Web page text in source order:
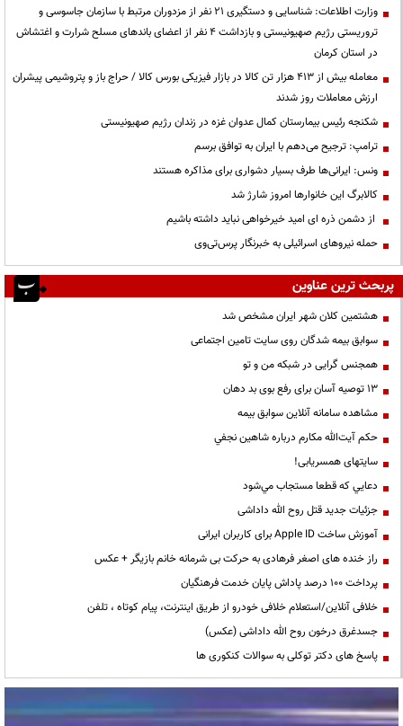
وزارت اطلاعات: شناسایی و دستگیری ۲۱ نفر از مزدوران مرتبط با سازمان جاسوسی و
تروریستی رژیم صهیونیستی و بازداشت ۴ نفر از اعضای باندهای مسلح شرارت و اغتشاش
در استان کرمان
معامله بیش از ۴۱۳ هزار تن کالا در بازار فیزیکی بورس کالا / حراج باز و پتروشیمی پیشران
ارزش معاملات روز شدند
شکنجه رئیس بیمارستان کمال عدوان غزه در زندان رژیم صهیونیستی
ترامپ: ترجیح می‌دهم با ایران به توافق برسم
ونس: ایرانی‌ها طرف بسیار دشواری برای مذاکره هستند
کالابرگ این خانوارها امروز شارژ شد
از دشمن ذره ای امید خیرخواهی نباید داشته باشیم
حمله نیروهای اسرائیلی به خبرنگار پرس‌تی‌وی
پربحث ترین عناوین
هشتمین کلان شهر ایران مشخص شد
سوابق بیمه شدگان روی سایت تامین اجتماعی
همجنس گرایی در شبکه من و تو
13 توصیه آسان برای رفع بوی بد دهان
مشاهده سامانه آنلاين سوابق بیمه
حكم آيت‌الله مكارم درباره شاهين نجفي
سایتهای همسریابی!
دعايي كه قطعا مستجاب مي‌شود
جزئیات جدید قتل روح الله داداشی
آموزش ساخت Apple ID برای کاربران ایرانی
راز خنده های اصغر فرهادی به حرکت بی شرمانه خانم بازیگر + عکس
پرداخت ۱۰۰ درصد پاداش پایان خدمت فرهنگیان
خلافی آنلاین/استعلام خلافی خودرو از طریق اینترنت، پیام کوتاه ، تلفن
جسدغرق درخون روح الله داداشی (عکس)
پاسخ های دکتر توکلی به سوالات کنکوری ها